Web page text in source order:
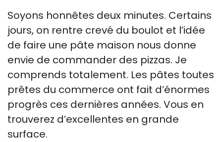
Soyons honnêtes deux minutes. Certains
jours, on rentre crevé du boulot et l’idée
de faire une pâte maison nous donne
envie de commander des pizzas. Je
comprends totalement. Les pâtes toutes
prêtes du commerce ont fait d’énormes
progrès ces dernières années. Vous en
trouverez d’excellentes en grande
surface.